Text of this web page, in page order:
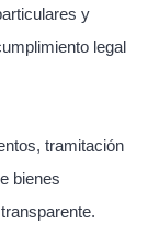
y
legal
tramitación
bienes